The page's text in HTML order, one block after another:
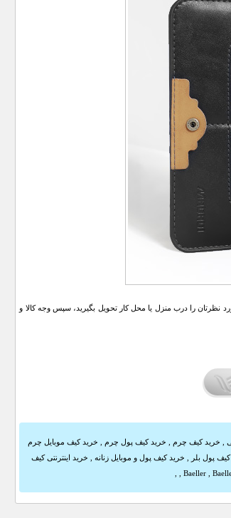
را درب منزل یا محل کار تحویل بگیرید، سپس وجه کالا و
خرید کیف چرم خرید کیف پول چرم
خرید کیف موبایل چرم
پول بلر خرید کیف پول و موبایل زنانه
خرید اینترنتی کیف